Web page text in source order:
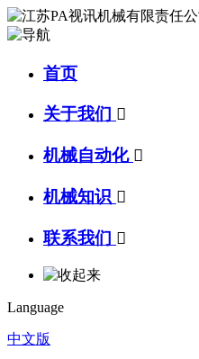
首页
关于我们 
机械自动化 
机械知识 
联系我们 
Language
中文版